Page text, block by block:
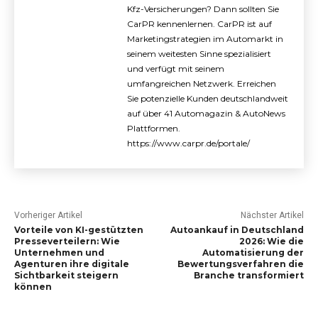
Kfz-Versicherungen? Dann sollten Sie
CarPR kennenlernen. CarPR ist auf
Marketingstrategien im Automarkt in
seinem weitesten Sinne spezialisiert
und verfügt mit seinem
umfangreichen Netzwerk. Erreichen
Sie potenzielle Kunden deutschlandweit
auf über 41 Automagazin & AutoNews
Plattformen.
https://www.carpr.de/portale/
Vorheriger Artikel
Vorteile von KI-gestützten
Presseverteilern: Wie
Unternehmen und
Agenturen ihre digitale
Sichtbarkeit steigern
können
Nächster Artikel
Autoankauf in Deutschland
2026: Wie die
Automatisierung der
Bewertungsverfahren die
Branche transformiert